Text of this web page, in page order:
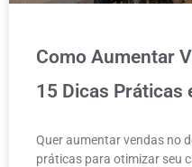
Como Aumentar
15 Dicas Práticas
Quer aumentar vendas no
práticas para otimizar seu